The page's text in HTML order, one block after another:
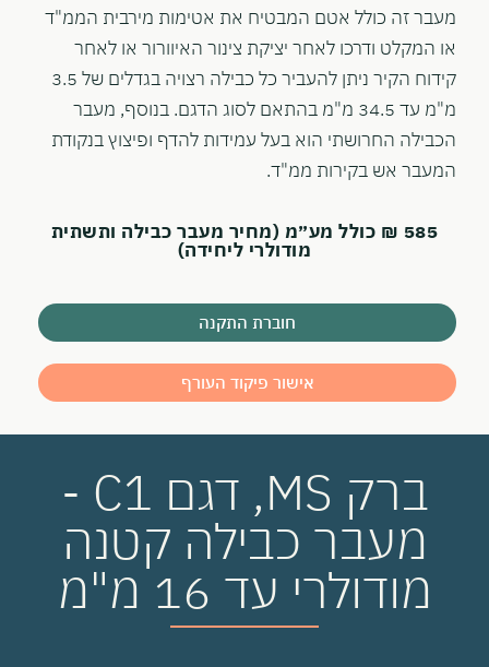
מעבר זה כולל אטם המבטיח את אטימות מירבית הממ"ד
או המקלט ודרכו לאחר יציקת צינור האיוורור או לאחר
קידוח הקיר ניתן להעביר כל כבילה רצויה בגדלים של 3.5
מ"מ עד 34.5 מ"מ בהתאם לסוג הדגם. בנוסף, מעבר
הכבילה החרושתי הוא בעל עמידות להדף ופיצוץ בנקודת
המעבר אש בקירות ממ"ד.
585 ₪ כולל מע״מ (מחיר מעבר כבילה ותשתית
מודולרי ליחידה)
חוברת התקנה
אישור פיקוד העורף
ברק MS, דגם C1 -
מעבר כבילה קטנה
מודולרי עד 16 מ"מ